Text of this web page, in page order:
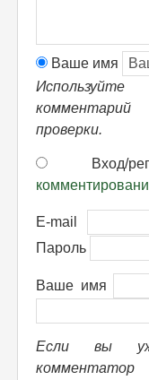
Ваше имя
проверки.
Вход/
E-mail
Пароль
Ваше имя
Если вы